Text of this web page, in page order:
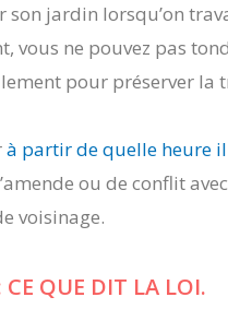
jardin lorsqu’on
vous ne pouvez pas
pour préserver
à partir de quelle heure
ou de conflit
voisinage.
QUE DIT LA LOI.